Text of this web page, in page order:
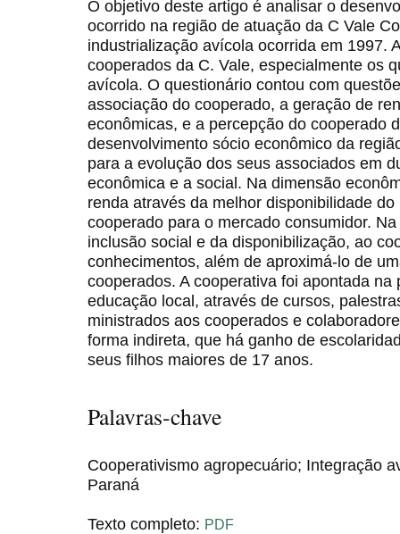
O objetivo deste artigo é analisar o
ocorrido na região de atuação da C Vale
industrialização avícola ocorrida em 1997.
cooperados da C. Vale, especialmente os
avícola. O questionário contou com
associação do cooperado, a geração de
econômicas, e a percepção do cooperado
desenvolvimento sócio econômico da
para a evolução dos seus associados em
econômica e a social. Na dimensão
renda através da melhor disponibilidade
cooperado para o mercado consumidor.
inclusão social e da disponibilização, ao
conhecimentos, além de aproximá-lo de
cooperados. A cooperativa foi apontada
educação local, através de cursos,
ministrados aos cooperados e
forma indireta, que há ganho de
seus filhos maiores de 17 anos.
Palavras-chave
Cooperativismo agropecuário; Integração
Paraná
Texto completo: PDF